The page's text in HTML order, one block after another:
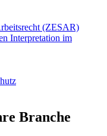
(ZESAR)
Interpretation im
Branche